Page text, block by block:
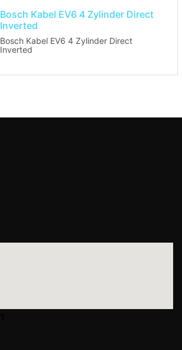
Bosch Kabel EV6 4 Zylinder Direct
Inverted
Bosch Kabel EV6 4 Zylinder Direct
Inverted